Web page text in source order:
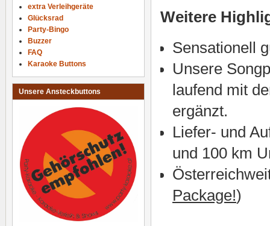
Weitere
Sensationell
Unsere
laufend mit
ergänzt.
Liefer- und
und 100 km
Package!)
extra Verleihgeräte
Glücksrad
Party-Bingo
Buzzer
FAQ
Karaoke Buttons
Unsere Ansteckbuttons